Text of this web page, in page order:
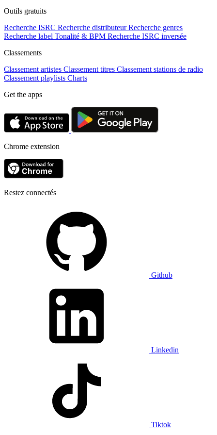
Outils gratuits
Recherche ISRC Recherche distributeur Recherche genres
Recherche label Tonalité & BPM Recherche ISRC inversée
Classements
Classement artistes Classement titres Classement stations de radio
Classement playlists Charts
Get the apps
Chrome extension
Restez connectés
Github
Linkedin
Tiktok